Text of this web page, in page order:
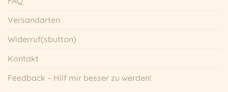
Versandarten
Widerruf(sbutton)
Kontakt
Feedback – Hilf mir besser zu werden!